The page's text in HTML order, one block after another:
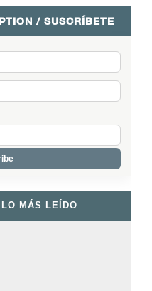
/ SUSCRÍBETE
MÁS LEÍDO